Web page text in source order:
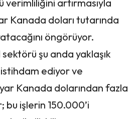
verimliliğini artırmasıyla
Kanada doları tutarında
öngörüyor.
sektörü şu anda yaklaşık
ediyor ve
Kanada dolarından fazla
bu işlerin 150.000’i